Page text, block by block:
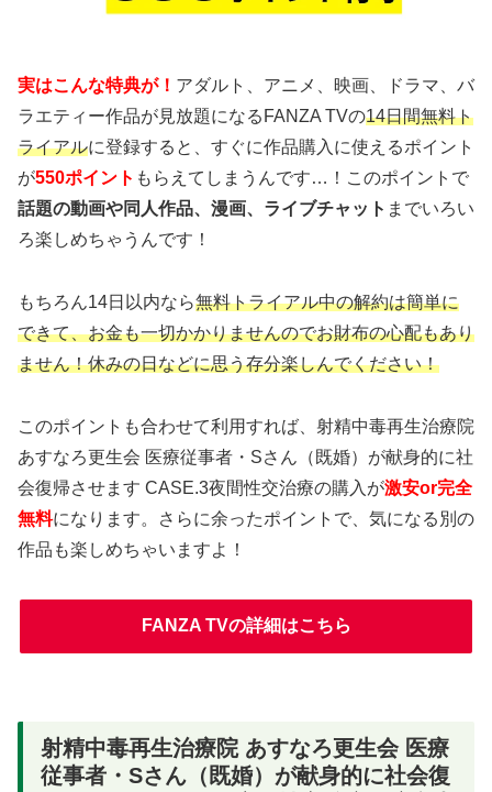
実はこんな特典が！ アダルト、アニメ、映画、ドラマ、バ
ラエティー作品が見放題になるFANZA TVの14日間無料ト
ライアルに登録すると、すぐに作品購入に使えるポイント
が550ポイント もらえてしまうんです…！このポイントで
話題の動画や同人作品、漫画、ライブチャット までいろい
ろ楽しめちゃうんです！
もちろん14日以内なら無料トライアル中の解約は簡単に
できて、お金も一切かかりませんのでお財布の心配もあり
ません！休みの日などに思う存分楽しんでください！
このポイントも合わせて利用すれば、射精中毒再生治療院
あすなろ更生会 医療従事者・Sさん（既婚）が献身的に社
会復帰させます CASE.3夜間性交治療の購入が激安or完全
無料になります。さらに余ったポイントで、気になる別の
作品も楽しめちゃいますよ！
FANZA TVの詳細はこちら
射精中毒再生治療院 あすなろ更生会 医療
従事者・Sさん（既婚）が献身的に社会復